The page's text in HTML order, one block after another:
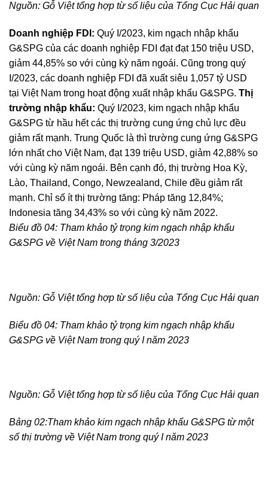
Nguồn: Gỗ Việt tổng hợp từ số liệu của Tổng Cục Hải quan
Doanh nghiệp FDI: Quý I/2023, kim ngạch nhập khẩu
G&SPG của các doanh nghiệp FDI đạt đạt 150 triệu USD,
giảm 44,85% so với cùng kỳ năm ngoái. Cũng trong quý
I/2023, các doanh nghiệp FDI đã xuất siêu 1,057 tỷ USD
tại Việt Nam trong hoạt động xuất nhập khẩu G&SPG. Thị
trường nhập khẩu: Quý I/2023, kim ngạch nhập khẩu
G&SPG từ hầu hết các thị trường cung ứng chủ lực đều
giảm rất mạnh. Trung Quốc là thì trường cung ứng G&SPG
lớn nhất cho Việt Nam, đạt 139 triệu USD, giảm 42,88% so
với cùng kỳ năm ngoái. Bên cạnh đó, thị trường Hoa Kỳ,
Lào, Thailand, Congo, Newzealand, Chile đều giảm rất
mạnh. Chỉ số ít thị trường tăng: Pháp tăng 12,84%;
Indonesia tăng 34,43% so với cùng kỳ năm 2022.
Biểu đồ 04: Tham khảo tỷ trọng kim ngạch nhập khẩu
G&SPG về Việt Nam trong tháng 3/2023
Nguồn: Gỗ Việt tổng hợp từ số liệu của Tổng Cục Hải quan
Biểu đồ 04: Tham khảo tỷ trọng kim ngạch nhập khẩu
G&SPG về Việt Nam trong quý I năm 2023
Nguồn: Gỗ Việt tổng hợp từ số liệu của Tổng Cục Hải quan
Bảng 02:Tham khảo kim ngạch nhập khẩu G&SPG từ một
số thị trường về Việt Nam trong quý I năm 2023